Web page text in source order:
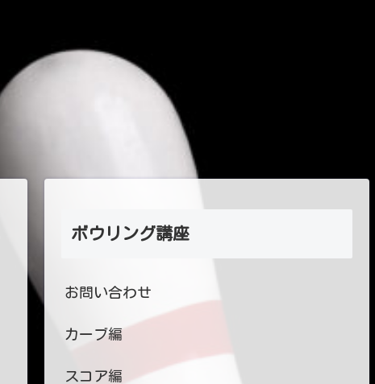
ボウリング講座
お問い合わせ
カーブ編
スコア編